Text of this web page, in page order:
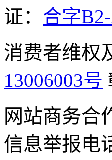
证： 合字
消费者维权
13006003号
网站商务合
信息举报电